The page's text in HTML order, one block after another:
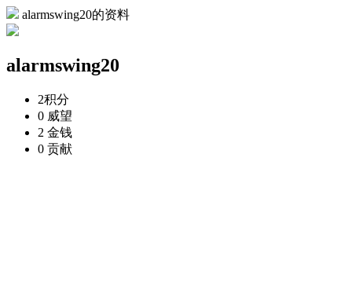
alarmswing20的资料
alarmswing20
2积分
0 威望
2 金钱
0 贡献